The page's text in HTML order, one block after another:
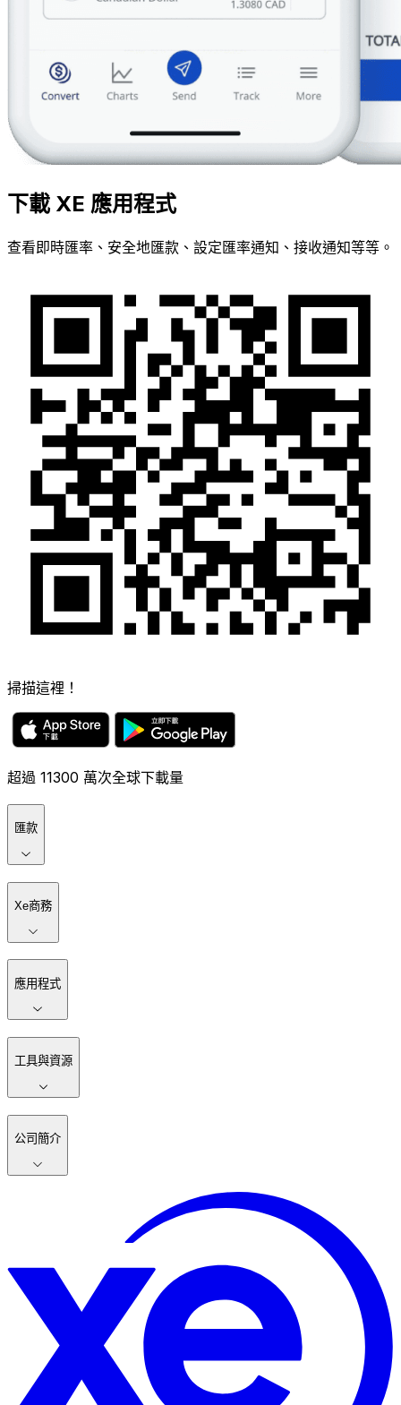
下載 XE 應用程式
查看即時匯率、安全地匯款、設定匯率通知、接收通知等等。
掃描這裡！
超過 11300 萬次全球下載量
匯款
Xe商務
應用程式
工具與資源
公司簡介